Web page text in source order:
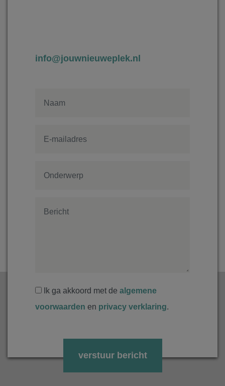
info@jouwnieuweplek.nl
Ik ga akkoord met de algemene
voorwaarden en privacy verklaring.